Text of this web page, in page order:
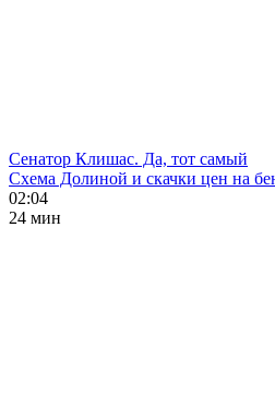
Сенатор Клишас. Да, тот самый
Схема Долиной и скачки цен на
02:04
24 мин